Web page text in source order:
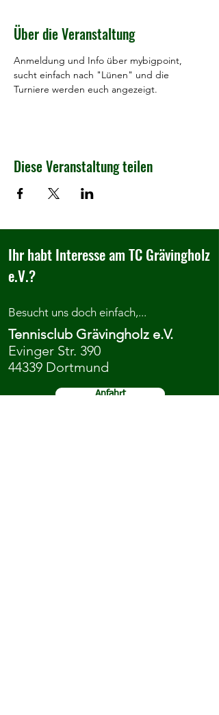
Über die Veranstaltung
Anmeldung und Info über mybigpoint,
sucht einfach nach "Lünen" und die
Turniere werden euch angezeigt.
Diese Veranstaltung teilen
Ihr habt Interesse am TC Grävingholz
e.V.?
Besucht uns doch einfach,...
Tennisclub Grävingholz e.V.
Evinger Str. 390
44339 Dortmund
Anfahrt